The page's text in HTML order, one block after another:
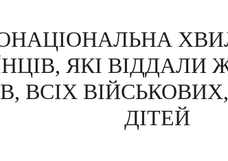
ЯКІ ВІДДАЛИ
ВСІХ
ДІТЕЙ